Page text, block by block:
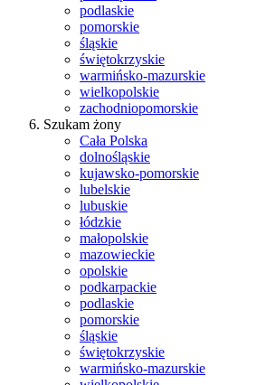
podlaskie
pomorskie
śląskie
świętokrzyskie
warmińsko-mazurskie
wielkopolskie
zachodniopomorskie
Szukam żony
Cała Polska
dolnośląskie
kujawsko-pomorskie
lubelskie
lubuskie
łódzkie
małopolskie
mazowieckie
opolskie
podkarpackie
podlaskie
pomorskie
śląskie
świętokrzyskie
warmińsko-mazurskie